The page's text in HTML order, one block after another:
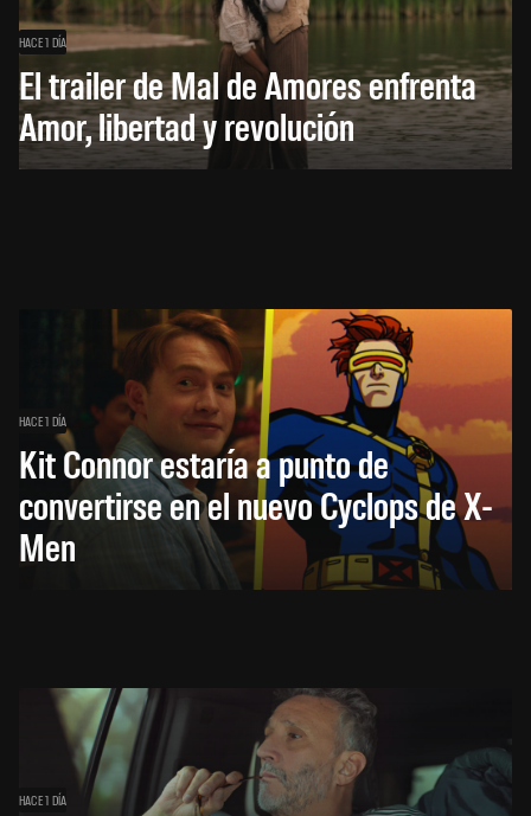
HACE 1 DÍA
El trailer de Mal de Amores enfrenta
Amor, libertad y revolución
HACE 1 DÍA
Kit Connor estaría a punto de
convertirse en el nuevo Cyclops de X-
Men
HACE 1 DÍA